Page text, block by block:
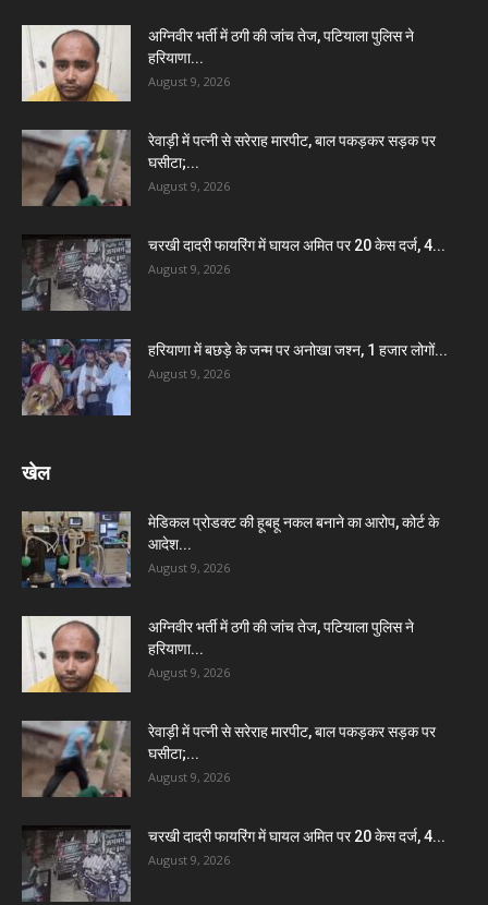
अग्निवीर भर्ती में ठगी की जांच तेज, पटियाला पुलिस ने
हरियाणा...
August 9, 2026
रेवाड़ी में पत्नी से सरेराह मारपीट, बाल पकड़कर सड़क पर
घसीटा;...
August 9, 2026
चरखी दादरी फायरिंग में घायल अमित पर 20 केस दर्ज, 4...
August 9, 2026
हरियाणा में बछड़े के जन्म पर अनोखा जश्न, 1 हजार लोगों...
August 9, 2026
खेल
मेडिकल प्रोडक्ट की हूबहू नकल बनाने का आरोप, कोर्ट के
आदेश...
August 9, 2026
अग्निवीर भर्ती में ठगी की जांच तेज, पटियाला पुलिस ने
हरियाणा...
August 9, 2026
रेवाड़ी में पत्नी से सरेराह मारपीट, बाल पकड़कर सड़क पर
घसीटा;...
August 9, 2026
चरखी दादरी फायरिंग में घायल अमित पर 20 केस दर्ज, 4...
August 9, 2026